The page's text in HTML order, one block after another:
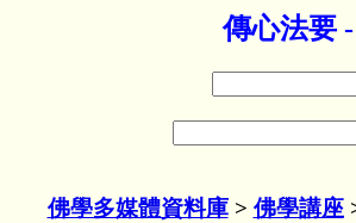
傳心法要
佛學多媒體資料庫> 佛學講座